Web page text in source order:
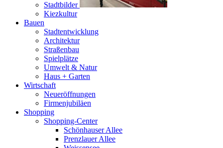
Stadtbilder
Kiezkultur
Bauen
Stadtentwicklung
Architektur
Straßenbau
Spielplätze
Umwelt & Natur
Haus + Garten
Wirtschaft
Neueröffnungen
Firmenjubiläen
Shopping
Shopping-Center
Schönhauser Allee
Prenzlauer Allee